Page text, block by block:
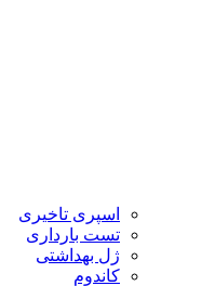
اسپری تاخیری
تست بارداری
ژل بهداشتی
کاندوم